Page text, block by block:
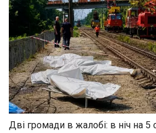
Дві громади в жалобі: в ніч на 5